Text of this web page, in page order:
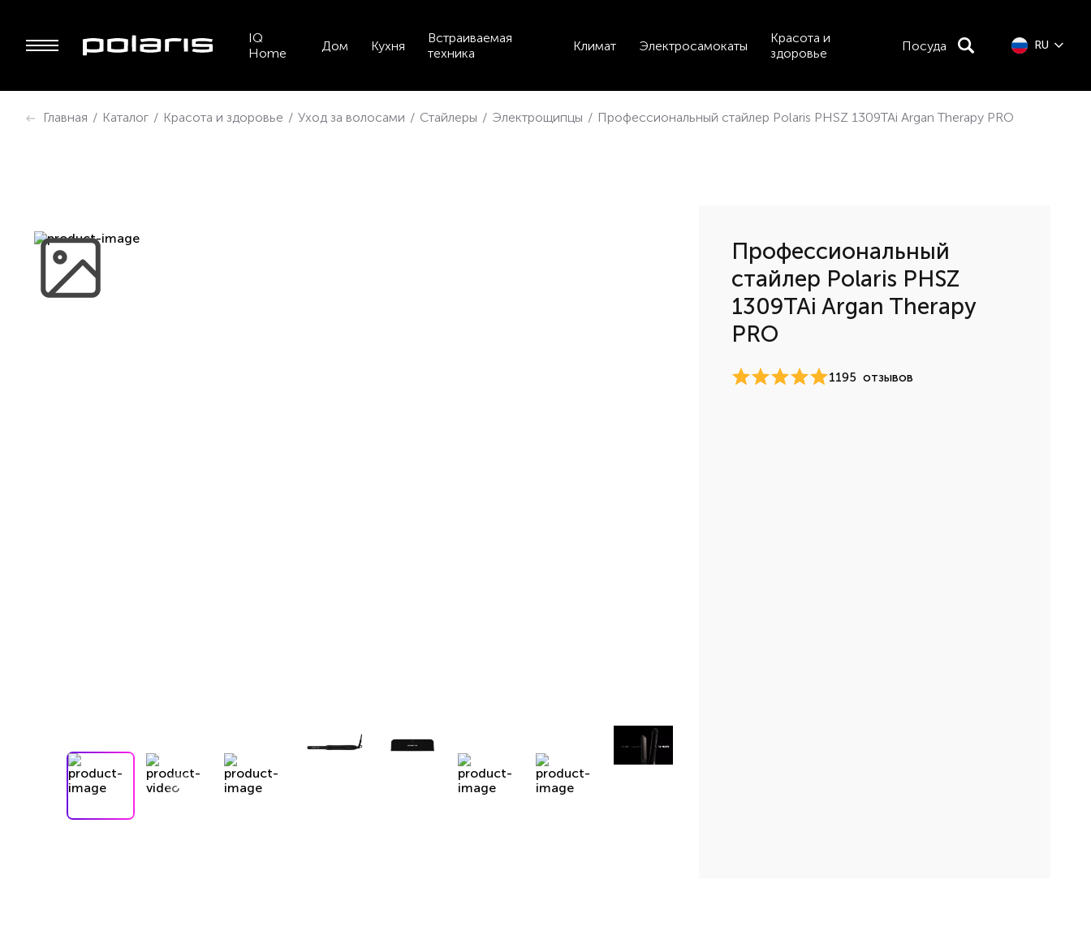
IQ
Home
Дом Кухня
Встраиваемая
техника
Климат Электросамокаты
Красота и
здоровье
Посуда RU
Главная / Каталог / Красота и здоровье / Уход за волосами / Стайлеры / Электрощипцы / Профессиональный cтайлер Polaris PHSZ 1309TAi Argan Therapy PRO
Профессиональный
cтайлер Polaris PHSZ
1309TAi Argan Therapy
PRO
1195 отзывов